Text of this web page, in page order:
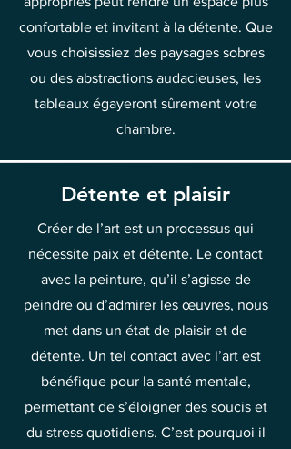
confortable et invitant à la détente. Que
vous choisissiez des paysages sobres
ou des abstractions audacieuses, les
tableaux égayeront sûrement votre
chambre.
Détente et plaisir
Créer de l’art est un processus qui
nécessite paix et détente. Le contact
avec la peinture, qu’il s’agisse de
peindre ou d’admirer les œuvres, nous
met dans un état de plaisir et de
détente. Un tel contact avec l’art est
bénéfique pour la santé mentale,
permettant de s’éloigner des soucis et
du stress quotidiens. C’est pourquoi il